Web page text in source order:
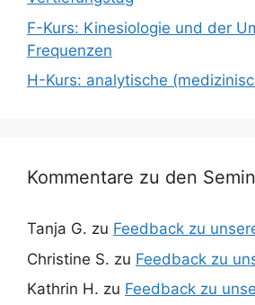
F-Kurs: Kinesiologie und der
Frequenzen
H-Kurs: analytische
Kommentare zu den
Tanja G. zu Feedback zu
Christine S. zu Feedback zu
Kathrin H. zu Feedback zu